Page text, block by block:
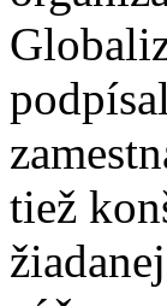
tiež